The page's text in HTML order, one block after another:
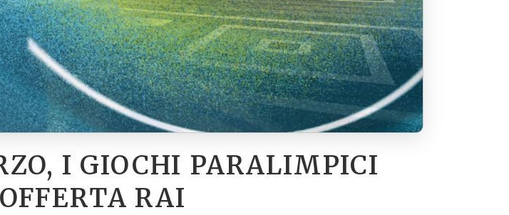
I GIOCHI PARALIMPICI
RAI